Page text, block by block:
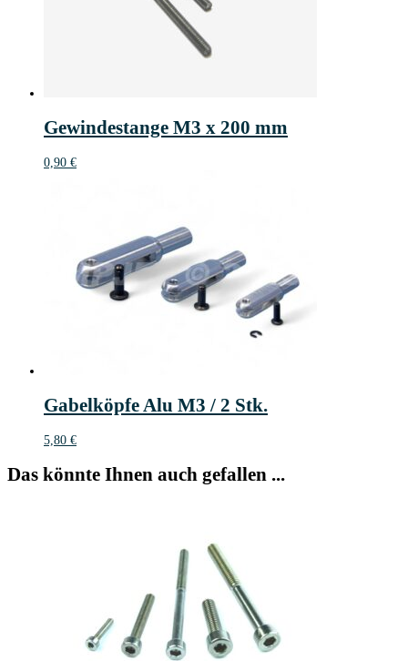
Gewindestange M3 x 200 mm
0,90 €
Gabelköpfe Alu M3 / 2 Stk.
5,80 €
Das könnte Ihnen auch gefallen ...